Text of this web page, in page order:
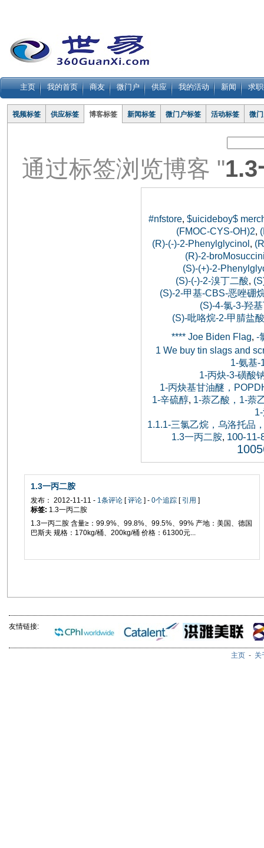
主页 我的首页 商友 微门户 供应 我的活动 新闻 求
视频标签 供应标签 博客标签 新闻标签 微门户标签 活动标签 微
通过标签浏览博客 "
#nfstore, $uicideboy$
(FMOC-CYS-OH)2,
(R)-(-)-2-Phenylglycinol,
(R)-2-
(S)-(+)-2-
(S)-(-)-2-溴丁二酸,
(S)-2-甲基-CBS-恶唑硼
(S)-4-氯-3-羟
(S)-吡咯烷-2-甲腈盐
**** Joe Biden Flag,-
1 We buy tin slags and
1-氨基-
1-丙炔-3-磺酸
1-丙炔基甘油醚，
1-辛硫醇, 1-萘乙酸，1-萘
1.1.1-三氯乙烷，乌洛托品
1.3一丙二胺, 100-11-
1.3一丙二胺
发布： 2012-11-11 - 1条评论 [评论 ] - 0个追踪 [ 引用 ]
标签: 1.3一丙二胺
1.3一丙二胺 含量≥：99.9%、99.8%、99.5%、99% 产地：美国、德国
巴斯夫 规格：170kg/桶、200kg/桶 价格：61300元...
友情链接:
主页 - 关